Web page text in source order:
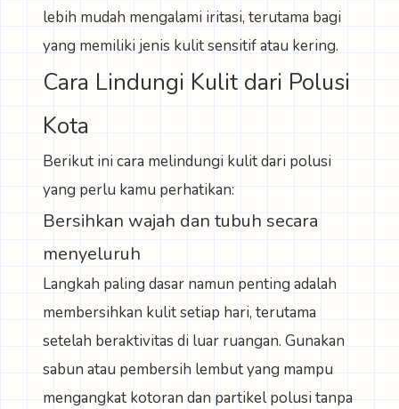
lebih mudah mengalami iritasi, terutama bagi
yang memiliki jenis kulit sensitif atau kering.
Cara Lindungi Kulit dari Polusi
Kota
Berikut ini cara melindungi kulit dari polusi
yang perlu kamu perhatikan:
Bersihkan wajah dan tubuh secara
menyeluruh
Langkah paling dasar namun penting adalah
membersihkan kulit setiap hari, terutama
setelah beraktivitas di luar ruangan. Gunakan
sabun atau pembersih lembut yang mampu
mengangkat kotoran dan partikel polusi tanpa